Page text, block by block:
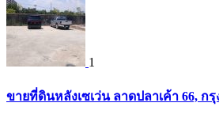
1
ขายที่ดินหลังเซเว่น ลาดปลาเค้า 66, ก